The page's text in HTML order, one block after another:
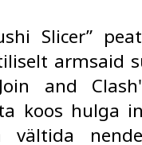
Slicer”
armsaid
and
koos hulga
vältida